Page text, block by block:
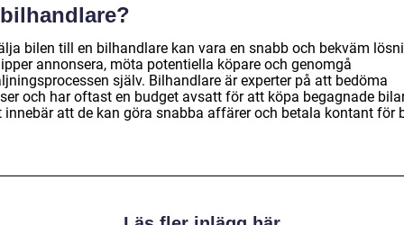
bilen till en bilhandlare kan vara en snabb och bekväm
annonsera, möta potentiella köpare och genomgå
själv. Bilhandlare är experter på att bedöma
och har oftast en budget avsatt för att köpa begagnade
innebär att de kan göra snabba affärer och betala kontant för